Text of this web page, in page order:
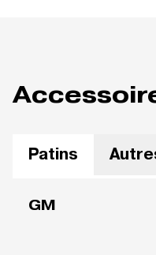
Patins
GM